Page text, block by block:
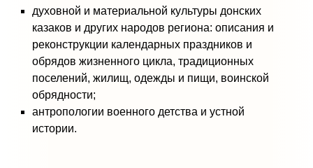
духовной и материальной культуры донских
казаков и других народов региона: описания и
реконструкции календарных праздников и
обрядов жизненного цикла, традиционных
поселений, жилищ, одежды и пищи, воинской
обрядности;
антропологии военного детства и устной
истории.